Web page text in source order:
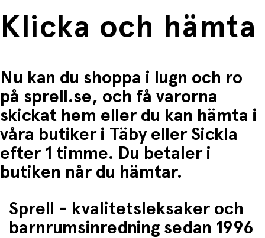
Klicka och hämta
Nu kan du shoppa i lugn och ro
på sprell.se, och få varorna
skickat hem eller du kan hämta i
våra butiker i Täby eller Sickla
efter 1 timme. Du betaler i
butiken når du hämtar.
Sprell - kvalitetsleksaker och
barnrumsinredning sedan 1996